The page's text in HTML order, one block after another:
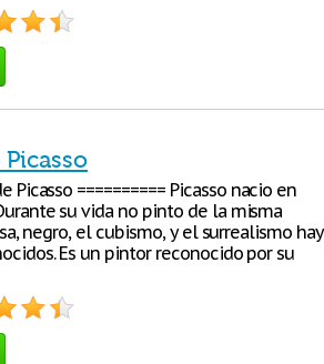
========== Picasso nacio en
su vida no pinto de la misma
negro, el cubismo, y el surrealismo hay
Es un pintor reconocido por su